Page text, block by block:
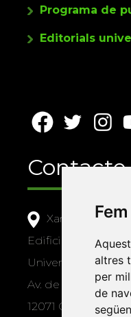
altres
per
de
Programa de
Editorials
Contacte
Xarxa Vives
Edifici Àgora
Universitat Jaume
Av. de Vicent Sos
12071 Castelló de